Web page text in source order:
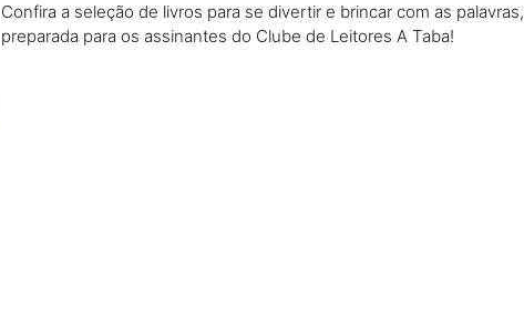
Confira a seleção de livros para se divertir e brincar com as palavras,
preparada para os assinantes do Clube de Leitores A Taba!